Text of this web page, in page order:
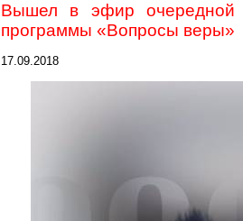
Вышел в эфир очередной
программы «Вопросы веры»
17.09.2018